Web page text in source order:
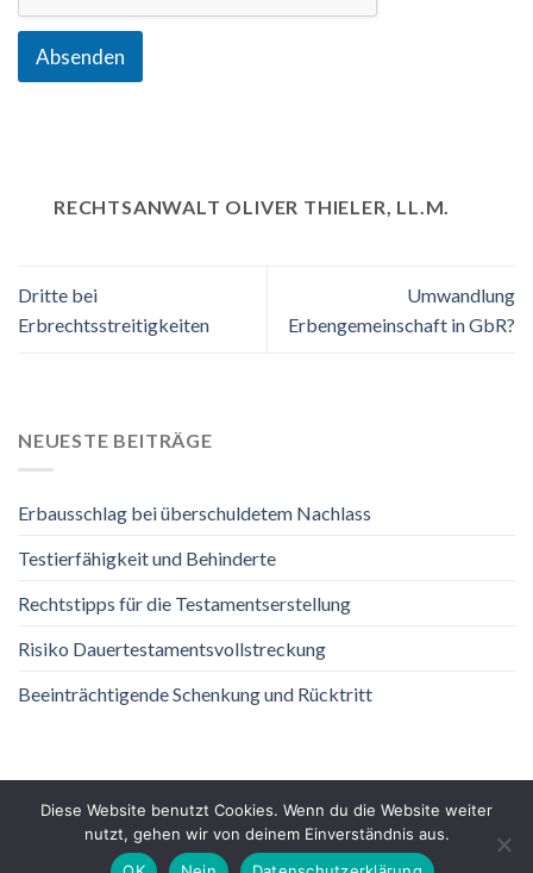
Absenden
RECHTSANWALT OLIVER THIELER, LL.M.
Dritte bei
Erbrechtsstreitigkeiten
Umwandlung
Erbengemeinschaft in GbR?
NEUESTE BEITRÄGE
Erbausschlag bei überschuldetem Nachlass
Testierfähigkeit und Behinderte
Rechtstipps für die Testamentserstellung
Risiko Dauertestamentsvollstreckung
Beeinträchtigende Schenkung und Rücktritt
DATENSCHUTZ IMPRESSUM
Diese Website benutzt Cookies. Wenn du die Website weiter
nutzt, gehen wir von deinem Einverständnis aus.